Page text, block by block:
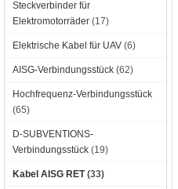
Steckverbinder für
Elektromotorräder (17)
Elektrische Kabel für UAV (6)
AISG-Verbindungsstück (62)
Hochfrequenz-Verbindungsstück
(65)
D-SUBVENTIONS-
Verbindungsstück (19)
Kabel AISG RET (33)